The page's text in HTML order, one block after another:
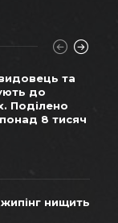
та
до
Поділено
8 тисяч
нищить